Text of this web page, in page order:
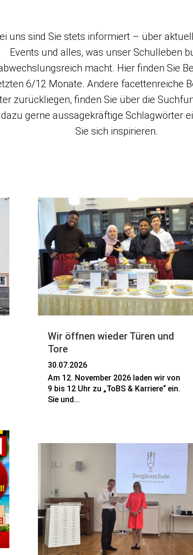
uns sind Sie stets informiert – über
Events und alles, was unser Schulleben
macht. Hier finden Sie
6/12 Monate. Andere facettenreiche
zurückliegen, finden Sie über die
gerne aussagekräftige Schlagwörter
Sie sich inspirieren.
Wir öffnen wieder Türen und
Tore
30.07.2026
Am 12. November 2026 laden wir von
9 bis 12 Uhr zu „ToBS & Karriere“ ein.
Sie und...